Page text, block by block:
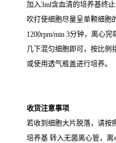
加入3ml含血清的培养基终
吹打使细胞尽量呈单颗细胞
1200rpm/min 3分钟，离心
几下混匀细胞即可，按比例
或使用透气瓶盖进行培养。
收货注意事项
若收到细胞大片脱落，请按
培养基 转入无菌离心管，离